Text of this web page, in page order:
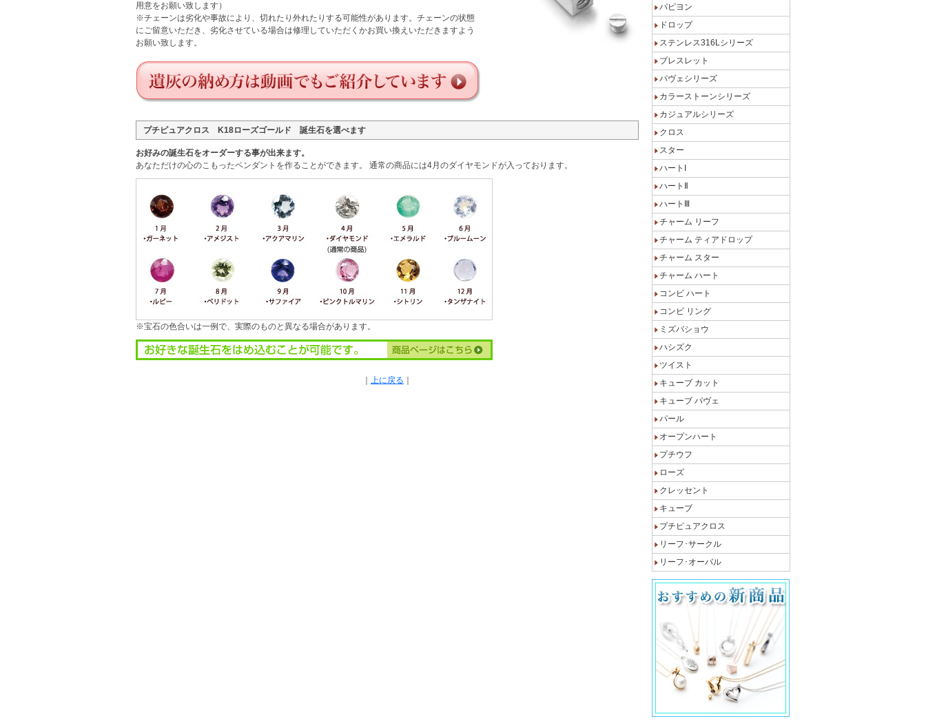
用意をお願い致します）
※チェーンは劣化や事故により、切れたり外れたりする可能性があります。チェーンの状態
にご留意いただき、劣化させている場合は修理していただくかお買い換えいただきますよう
お願い致します。
プチピュアクロス K18ローズゴールド 誕生石を選べます
お好みの誕生石をオーダーする事が出来ます。
あなただけの心のこもったペンダントを作ることができます。 通常の商品には4月のダイヤモンドが入っております。
※宝石の色合いは一例で、実際のものと異なる場合があります。
上に戻る
パピヨン
ドロップ
ステンレス316Lシリーズ
ブレスレット
パヴェシリーズ
カラーストーンシリーズ
カジュアルシリーズ
クロス
スター
ハートI
ハートⅡ
ハートⅢ
チャーム リーフ
チャーム ティアドロップ
チャーム スター
チャーム ハート
コンビ ハート
コンビ リング
ミズバショウ
ハシズク
ツイスト
キューブ カット
キューブ パヴェ
パール
オープンハート
プチウフ
ローズ
クレッセント
キューブ
プチピュアクロス
リーフ･サークル
リーフ･オーバル